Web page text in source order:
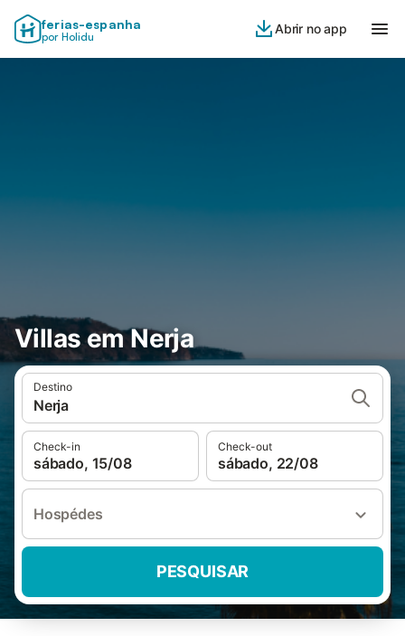
ferias-espanha
por Holidu
Abrir no app
Villas em Nerja
Destino
Nerja
Check-in
sábado, 15/08
Check-out
sábado, 22/08
Hospédes
PESQUISAR